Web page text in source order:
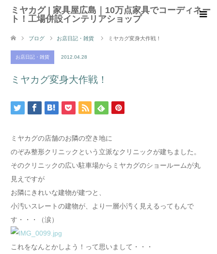
ミヤカグ | 家具屋広島｜10万点家具でコーディネー
ト！工場併設インテリアショップ
ブログ お店日記・雑貨 ミヤカグ変身大作戦！
お店日記・雑貨 2012.04.28
ミヤカグ変身大作戦！
ミヤカグの店舗のお隣の空き地に
のぞみ整形クリニックという立派なクリニックが建ちました。
そのクリニックの広い駐車場からミヤカグのショールームが丸
見えですが
お隣にきれいな建物が建つと、
小汚いスレートの建物が、より一層小汚く見えるってもんで
す・・・（涙）
これをなんとかしよう！って思いまして・・・